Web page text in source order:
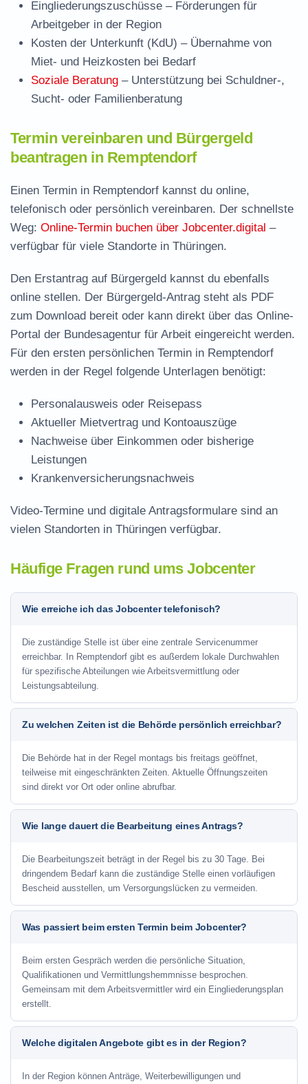
Eingliederungszuschüsse – Förderungen für
Arbeitgeber in der Region
Kosten der Unterkunft (KdU) – Übernahme von
Miet- und Heizkosten bei Bedarf
Soziale Beratung – Unterstützung bei Schuldner-,
Sucht- oder Familienberatung
Termin vereinbaren und Bürgergeld
beantragen in Remptendorf
Einen Termin in Remptendorf kannst du online,
telefonisch oder persönlich vereinbaren. Der schnellste
Weg: Online-Termin buchen über Jobcenter.digital –
verfügbar für viele Standorte in Thüringen.
Den Erstantrag auf Bürgergeld kannst du ebenfalls
online stellen. Der Bürgergeld-Antrag steht als PDF
zum Download bereit oder kann direkt über das Online-
Portal der Bundesagentur für Arbeit eingereicht werden.
Für den ersten persönlichen Termin in Remptendorf
werden in der Regel folgende Unterlagen benötigt:
Personalausweis oder Reisepass
Aktueller Mietvertrag und Kontoauszüge
Nachweise über Einkommen oder bisherige
Leistungen
Krankenversicherungsnachweis
Video-Termine und digitale Antragsformulare sind an
vielen Standorten in Thüringen verfügbar.
Häufige Fragen rund ums Jobcenter
Wie erreiche ich das Jobcenter telefonisch?
Die zuständige Stelle ist über eine zentrale Servicenummer
erreichbar. In Remptendorf gibt es außerdem lokale Durchwahlen
für spezifische Abteilungen wie Arbeitsvermittlung oder
Leistungsabteilung.
Zu welchen Zeiten ist die Behörde persönlich erreichbar?
Die Behörde hat in der Regel montags bis freitags geöffnet,
teilweise mit eingeschränkten Zeiten. Aktuelle Öffnungszeiten
sind direkt vor Ort oder online abrufbar.
Wie lange dauert die Bearbeitung eines Antrags?
Die Bearbeitungszeit beträgt in der Regel bis zu 30 Tage. Bei
dringendem Bedarf kann die zuständige Stelle einen vorläufigen
Bescheid ausstellen, um Versorgungslücken zu vermeiden.
Was passiert beim ersten Termin beim Jobcenter?
Beim ersten Gespräch werden die persönliche Situation,
Qualifikationen und Vermittlungshemmnisse besprochen.
Gemeinsam mit dem Arbeitsvermittler wird ein Eingliederungsplan
erstellt.
Welche digitalen Angebote gibt es in der Region?
In der Region können Anträge, Weiterbewilligungen und